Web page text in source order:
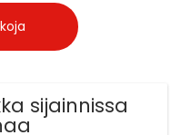
sijainnissa